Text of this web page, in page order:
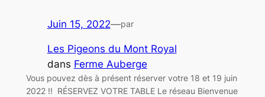
Juin 15, 2022—par
Les Pigeons du Mont Royal
dans Ferme Auberge
Vous pouvez dès à présent réserver votre 18 et 19 juin
2022 !! RÉSERVEZ VOTRE TABLE Le réseau Bienvenue